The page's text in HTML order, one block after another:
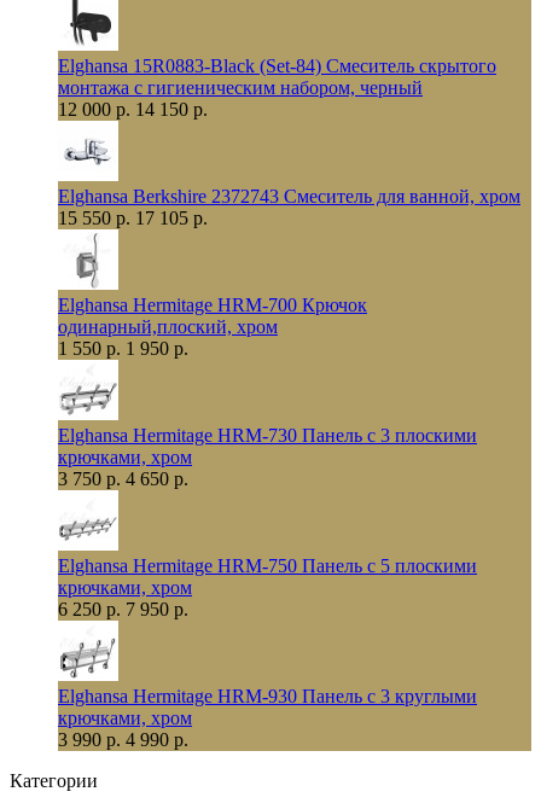
Elghansa 15R0883-Black (Set-84) Смеситель скрытого
монтажа с гигиеническим набором, черный
12 000 р. 14 150 р.
Elghansa Berkshire 2372743 Смеситель для ванной, хром
15 550 р. 17 105 р.
Elghansa Hermitage HRM-700 Крючок
одинарный,плоский, хром
1 550 р. 1 950 р.
Elghansa Hermitage HRM-730 Панель с 3 плоскими
крючками, хром
3 750 р. 4 650 р.
Elghansa Hermitage HRM-750 Панель с 5 плоскими
крючками, хром
6 250 р. 7 950 р.
Elghansa Hermitage HRM-930 Панель с 3 круглыми
крючками, хром
3 990 р. 4 990 р.
Категории